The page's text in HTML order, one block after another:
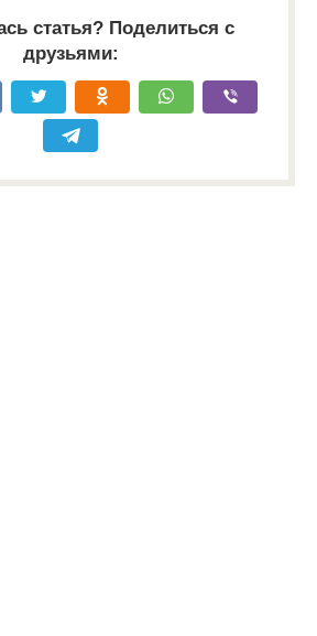
статья? Поделиться с
друзьями: